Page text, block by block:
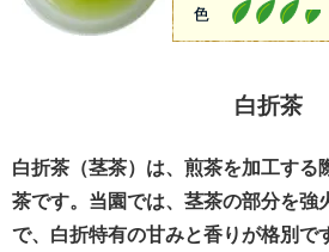
白折茶
白折茶（茎茶）は、煎茶を加工する
茶です。当園では、茎茶の部分を強
で、白折特有の甘みと香りが格別で